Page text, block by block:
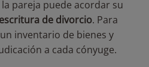
la pareja puede acordar su
de divorcio. Para
inventario de bienes y
a cada cónyuge.